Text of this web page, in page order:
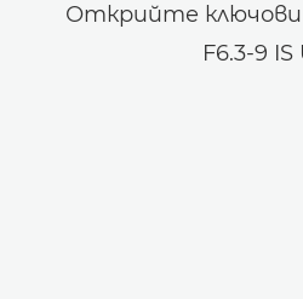
Открийте
F6.3-9